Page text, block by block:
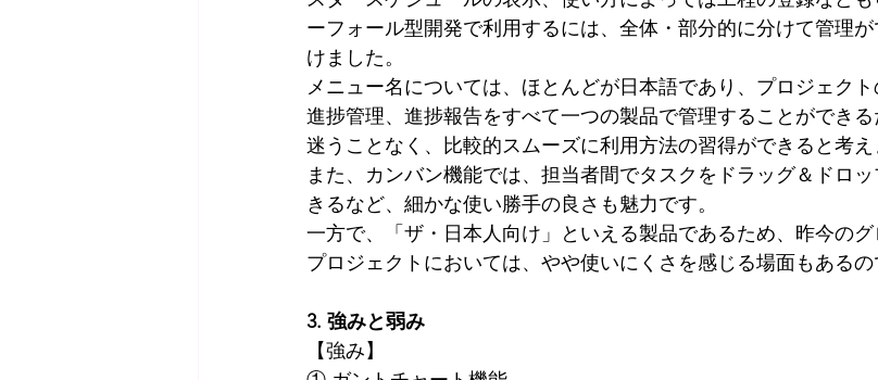
ーフォール型開発で利用するには、全体・部分的に分けて管理
けました。
メニュー名については、ほとんどが日本語であり、プロジェクト
進捗管理、進捗報告をすべて一つの製品で管理することができ
迷うことなく、比較的スムーズに利用方法の習得ができると考え
また、カンバン機能では、担当者間でタスクをドラッグ＆ドロ
きるなど、細かな使い勝手の良さも魅力です。
一方で、「ザ・日本人向け」といえる製品であるため、昨今の
プロジェクトにおいては、やや使いにくさを感じる場面もあるの
3. 強みと弱み
【強み】